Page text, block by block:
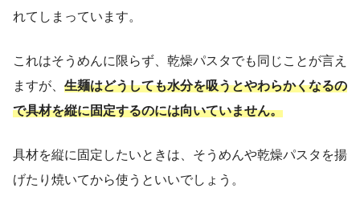
れてしまっています。
これはそうめんに限らず、乾燥パスタでも同じことが言え
ますが、 生麺はどうしても水分を吸うとやわらかくなるの
で具材を縦に固定するのには向いていません。
具材を縦に固定したいときは、そうめんや乾燥パスタを揚
げたり焼いてから使うといいでしょう。